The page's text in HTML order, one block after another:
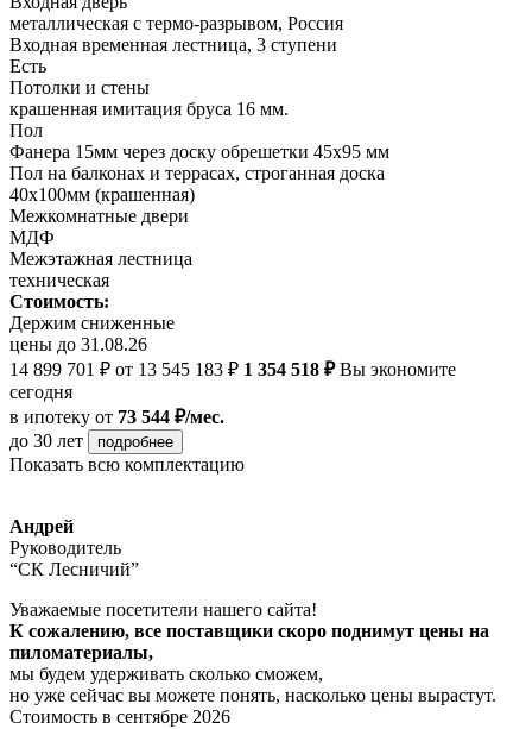
металлическая с термо-разрывом, Россия
Входная временная лестница, 3 ступени
Есть
Потолки и стены
крашенная имитация бруса 16 мм.
Пол
Фанера 15мм через доску обрешетки 45х95 мм
Пол на балконах и террасах, строганная доска
40х100мм (крашенная)
Межкомнатные двери
МДФ
Межэтажная лестница
техническая
Стоимость:
Держим сниженные
цены до 31.08.26
14 899 701 ₽ от 13 545 183 ₽ 1 354 518 ₽Вы экономите
сегодня
в ипотеку от 73 544 ₽/мес.
до 30 лет
подробнее
Показать всю комплектацию
Андрей
Руководитель
“СК Лесничий”
Уважаемые посетители нашего сайта!
К сожалению, все поставщики скоро поднимут цены на
пиломатериалы,
мы будем удерживать сколько сможем,
но уже сейчас вы можете понять, насколько цены вырастут.
Стоимость в сентябре 2026